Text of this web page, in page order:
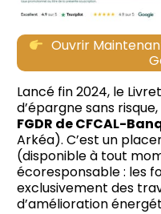
Ouvrir
Lancé fin 2024, le
d’épargne sans
FGDR de CFCAL-
Arkéa). C’est un
(disponible à tout
écoresponsable : les
exclusivement des
d’amélioration